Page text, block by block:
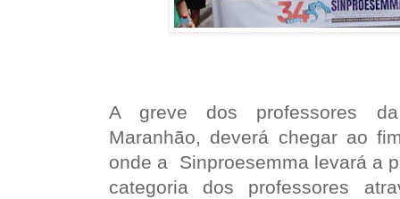
A greve dos professores
Maranhão, deverá chegar ao
onde a Sinproesemma levará a
categoria dos professores